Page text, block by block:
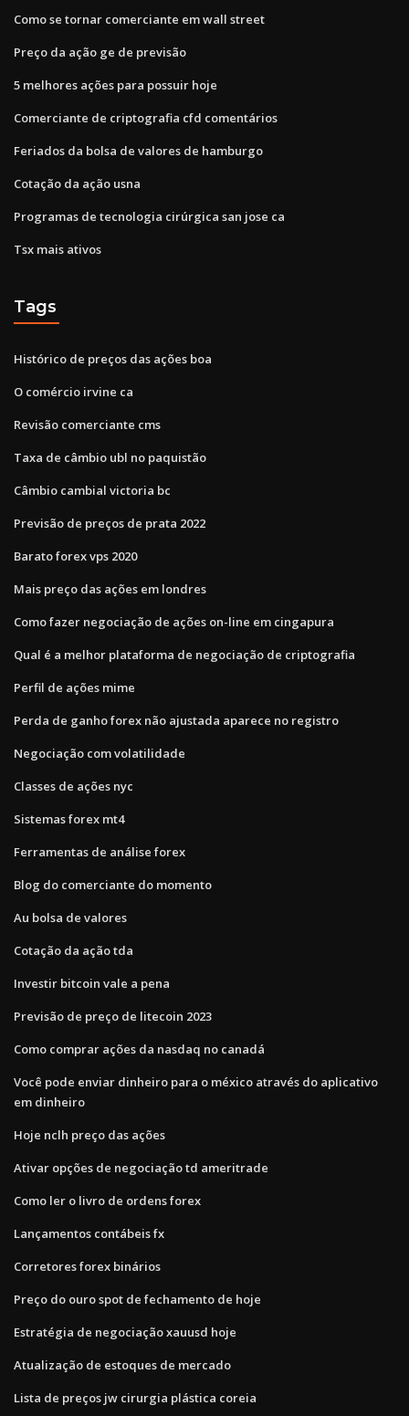
Como se tornar comerciante em wall street
Preço da ação ge de previsão
5 melhores ações para possuir hoje
Comerciante de criptografia cfd comentários
Feriados da bolsa de valores de hamburgo
Cotação da ação usna
Programas de tecnologia cirúrgica san jose ca
Tsx mais ativos
Tags
Histórico de preços das ações boa
O comércio irvine ca
Revisão comerciante cms
Taxa de câmbio ubl no paquistão
Câmbio cambial victoria bc
Previsão de preços de prata 2022
Barato forex vps 2020
Mais preço das ações em londres
Como fazer negociação de ações on-line em cingapura
Qual é a melhor plataforma de negociação de criptografia
Perfil de ações mime
Perda de ganho forex não ajustada aparece no registro
Negociação com volatilidade
Classes de ações nyc
Sistemas forex mt4
Ferramentas de análise forex
Blog do comerciante do momento
Au bolsa de valores
Cotação da ação tda
Investir bitcoin vale a pena
Previsão de preço de litecoin 2023
Como comprar ações da nasdaq no canadá
Você pode enviar dinheiro para o méxico através do aplicativo
em dinheiro
Hoje nclh preço das ações
Ativar opções de negociação td ameritrade
Como ler o livro de ordens forex
Lançamentos contábeis fx
Corretores forex binários
Preço do ouro spot de fechamento de hoje
Estratégia de negociação xauusd hoje
Atualização de estoques de mercado
Lista de preços jw cirurgia plástica coreia